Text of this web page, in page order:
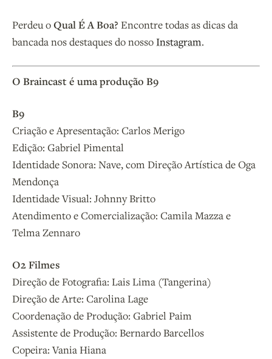
Perdeu oQual É A Boa? Encontre todas as dicas da
bancada nos destaques do nosso Instagram.
O Braincast é uma produção B9
B9
Criação e Apresentação: Carlos Merigo
Edição: Gabriel Pimental
Identidade Sonora: Nave, com Direção Artística de Oga
Mendonça
Identidade Visual: Johnny Britto
Atendimento e Comercialização: Camila Mazza e
Telma Zennaro
O2 Filmes
Direção de Fotografia: Lais Lima (Tangerina)
Direção de Arte: Carolina Lage
Coordenação de Produção: Gabriel Paim
Assistente de Produção: Bernardo Barcellos
Copeira: Vania Hiana